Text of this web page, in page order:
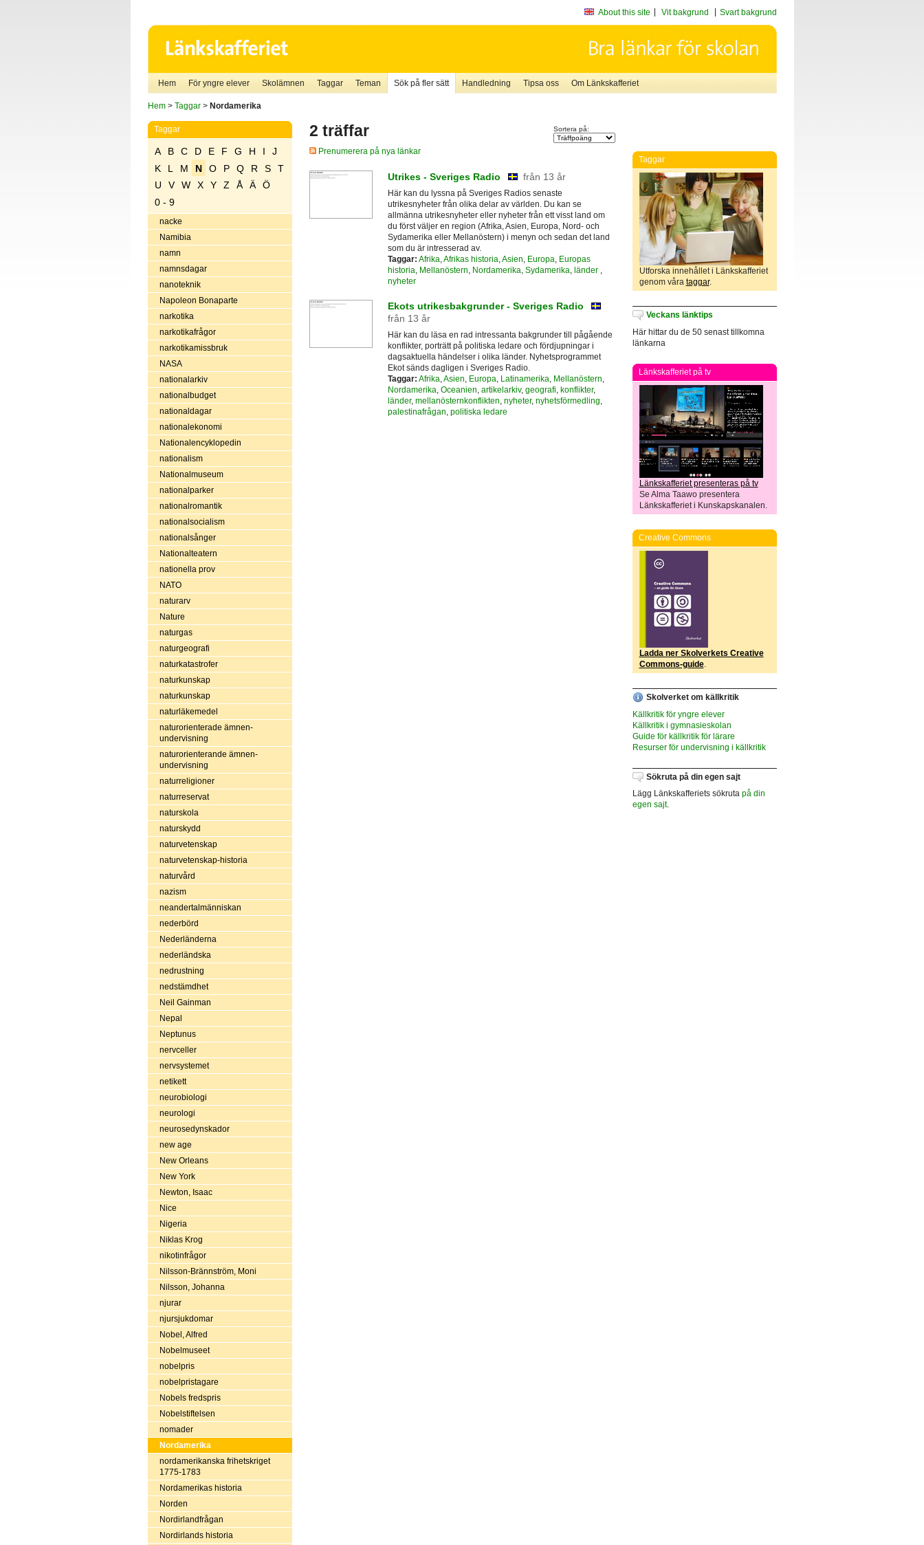
About this site Vit bakgrund Svart bakgrund
Hem För yngre elever Skolämnen Taggar Teman Sök på fler sätt Handledning Tipsa oss Om Länkskafferiet
Hem> Taggar> Nordamerika
Taggar
A B C D E F G H I
J
K
L M N O P Q R S
T
U
V W X Y Z Å Ä
Ö
0 - 9
nacke
Namibia
namn
namnsdagar
nanoteknik
Napoleon Bonaparte
narkotika
narkotikafrågor
narkotikamissbruk
NASA
nationalarkiv
nationalbudget
nationaldagar
nationalekonomi
Nationalencyklopedin
nationalism
Nationalmuseum
nationalparker
nationalromantik
nationalsocialism
nationalsånger
Nationalteatern
nationella prov
NATO
naturarv
Nature
naturgas
naturgeografi
naturkatastrofer
naturkunskap
naturkunskap
naturläkemedel
naturorienterade ämnen-
undervisning
naturorienterande ämnen-
undervisning
naturreligioner
naturreservat
naturskola
naturskydd
naturvetenskap
naturvetenskap-historia
naturvård
nazism
neandertalmänniskan
nederbörd
Nederländerna
nederländska
nedrustning
nedstämdhet
Neil Gainman
Nepal
Neptunus
nervceller
nervsystemet
netikett
neurobiologi
neurologi
neurosedynskador
new age
New Orleans
New York
Newton, Isaac
Nice
Nigeria
Niklas Krog
nikotinfrågor
Nilsson-Brännström, Moni
Nilsson, Johanna
njurar
njursjukdomar
Nobel, Alfred
Nobelmuseet
nobelpris
nobelpristagare
Nobels fredspris
Nobelstiftelsen
nomader
Nordamerika
nordamerikanska frihetskriget
1775-1783
Nordamerikas historia
Norden
Nordirlandfrågan
Nordirlands historia
2 träffar Sortera på:
Prenumerera på nya länkar
Utrikes - Sveriges Radio från 13 år
Här kan du lyssna på Sveriges Radios senaste
utrikesnyheter från olika delar av världen. Du kan se
allmänna utrikesnyheter eller nyheter från ett visst land om
du först väljer en region (Afrika, Asien, Europa, Nord- och
Sydamerika eller Mellanöstern) i menyn och sedan det land
som du är intresserad av.
Taggar: Afrika Afrikas historia Asien Europa Europas
historia Mellanöstern Nordamerika Sydamerika länder
nyheter
Ekots utrikesbakgrunder - Sveriges Radio
från 13 år
Här kan du läsa en rad intressanta bakgrunder till pågående
konflikter, porträtt på politiska ledare och fördjupningar i
dagsaktuella händelser i olika länder. Nyhetsprogrammet
Ekot sänds dagligen i Sveriges Radio.
Taggar: Afrika,Asien, Europa, Latinamerika, Mellanöstern,
Nordamerika, Oceanien, artikelarkiv, geografi, konflikter,
länder, mellanösternkonflikten, nyheter, nyhetsförmedling,
palestinafrågan, politiska ledare
Taggar
Utforska innehållet i Länkskafferiet
genom våra taggar.
Veckans länktips
Här hittar du de 50 senast tillkomna
länkarna
Länkskafferiet på tv
Länkskafferiet presenteras på tv
Se Alma Taawo presentera
Länkskafferiet i Kunskapskanalen.
Creative Commons
Ladda ner Skolverkets Creative
Commons-guide.
Skolverket om källkritik
Källkritik för yngre elever
Källkritik i gymnasieskolan
Guide för källkritik för lärare
Resurser för undervisning i källkritik
Sökruta på din egen sajt
Lägg Länkskafferiets sökruta på din
egen sajt.